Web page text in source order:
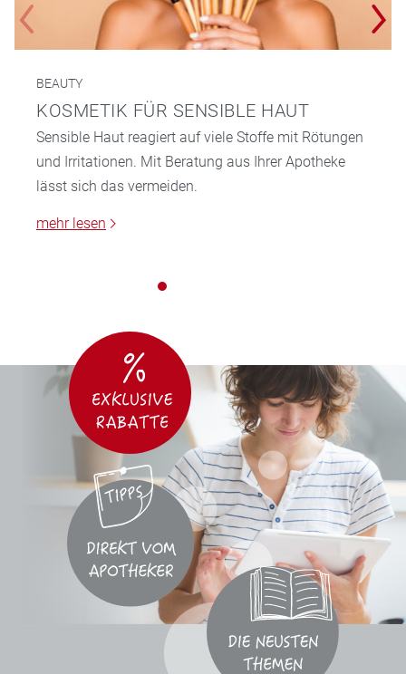
BEAUTY
KOSMETIK FÜR SENSIBLE HAUT
Sensible Haut reagiert auf viele Stoffe mit Rötungen
und Irritationen. Mit Beratung aus Ihrer Apotheke
lässt sich das vermeiden.
mehr lesen